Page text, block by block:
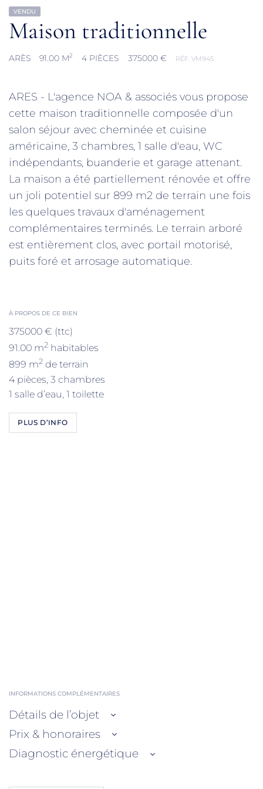
VENDU
Maison traditionnelle
ARÈS 91.00 M2 4 PIÈCES 375000 € RÉF. VM945
ARES - L'agence NOA & associés vous propose
cette maison traditionnelle composée d'un
salon séjour avec cheminée et cuisine
américaine, 3 chambres, 1 salle d'eau, WC
indépendants, buanderie et garage attenant.
La maison a été partiellement rénovée et offre
un joli potentiel sur 899 m2 de terrain une fois
les quelques travaux d'aménagement
complémentaires terminés. Le terrain arboré
est entièrement clos, avec portail motorisé,
puits foré et arrosage automatique.
À PROPOS DE CE BIEN
375000 € (ttc)
91.00 m2 habitables
899 m2 de terrain
4 pièces, 3 chambres
1 salle d’eau, 1 toilette
PLUS D’INFO
INFORMATIONS COMPLÉMENTAIRES
Détails de l’objet
Prix & honoraires
Diagnostic énergétique